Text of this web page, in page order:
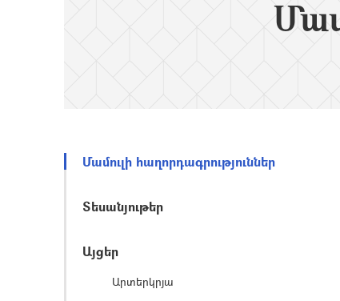
Մամուլի հաղորդագրություններ
Տեսանյութեր
Այցեր
Արտերկրյա